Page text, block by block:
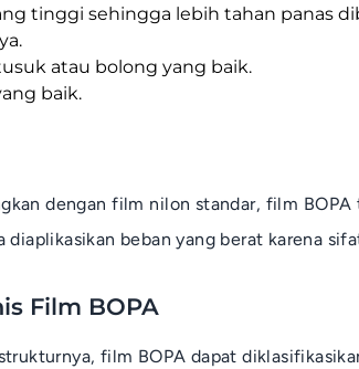
tinggi sehingga lebih tahan panas
atau bolong yang baik.
baik.
dengan film nilon standar, film BOPA
diaplikasikan beban yang berat karena
Film BOPA
film BOPA dapat